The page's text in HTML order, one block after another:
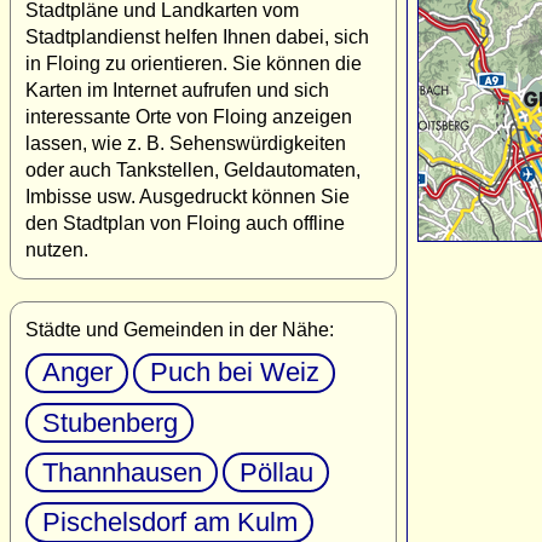
Stadtpläne und Landkarten vom
Stadtplandienst helfen Ihnen dabei, sich
in Floing zu orientieren. Sie können die
Karten im Internet aufrufen und sich
interessante Orte von Floing anzeigen
lassen, wie z. B. Sehenswürdigkeiten
oder auch Tankstellen, Geldautomaten,
Imbisse usw. Ausgedruckt können Sie
den Stadtplan von Floing auch offline
nutzen.
Städte und Gemeinden in der Nähe:
Anger
Puch bei Weiz
Stubenberg
Thannhausen
Pöllau
Pischelsdorf am Kulm